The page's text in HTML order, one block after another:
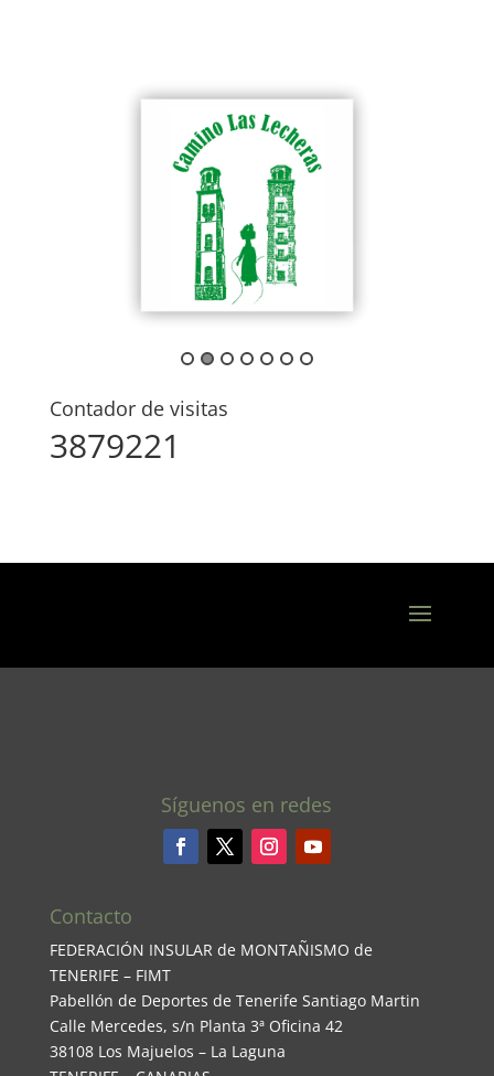
Contador de visitas
3879221
Síguenos en redes
Contacto
FEDERACIÓN INSULAR de MONTAÑISMO de
TENERIFE – FIMT
Pabellón de Deportes de Tenerife Santiago Martin
Calle Mercedes, s/n Planta 3ª Oficina 42
38108 Los Majuelos – La Laguna